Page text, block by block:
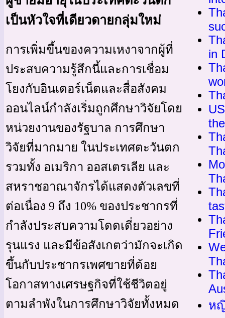
เป็นหัวใจที่เดียวดายกลุ่มใหม่
การเพิ่มขึ้นของความเหงาจากผู้ที่
ประสบความรู้สึกนี้และการเชื่อม
โยงกับอินเตอร์เน็ตและสื่อสังคม
ออนไลน์กำลังเริ่มถูกศึกษาวิจัยโดย
หน่วยงานของรัฐบาล การศึกษา
วิจัยที่มากมาย ในประเทศตะวันตก
รวมทั้ง อเมริกา ออสเตรเลีย และ
สหราชอาณาจักรได้แสดงตัวเลขที่
ต่อเนื่อง 9 ถึง 10% ของประชากรที่
กำลังประสบความโดดเดี่ยวอย่าง
รุนแรง และมีข้อสังเกตว่ามักจะเกิด
ขึ้นกับประชากรเพศขายที่ด้อย
โอกาสทางเศรษฐกิจที่ใช้ชีวิตอยู่
ตามลำพังในการศึกษาวิจัยทั้งหมด
in
ห